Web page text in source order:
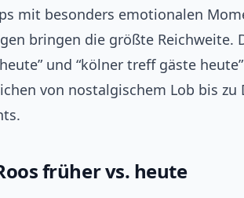
mit besonders emotionalen
bringen die größte Reichweite.
und “kölner treff gäste
von nostalgischem Lob bis zu
früher vs. heute